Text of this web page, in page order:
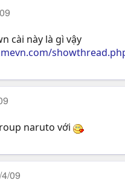
cài này là gì vậy
naruto với
09